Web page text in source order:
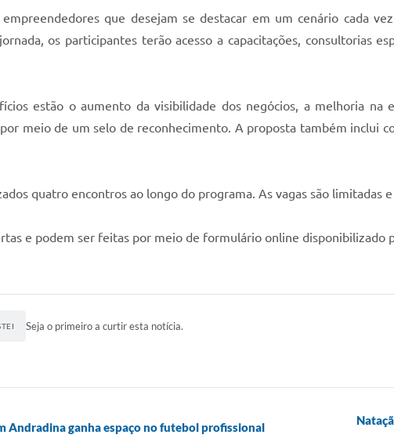
que desejam se destacar em um cenário cada
os participantes terão acesso a capacitações, consultorias
estão o aumento da visibilidade dos negócios, a melhoria
meio de um selo de reconhecimento. A proposta também inclui
quatro encontros ao longo do programa. As vagas são limitadas
e podem ser feitas por meio de formulário online disponibilizado
Seja o primeiro a curtir esta notícia.
Andradina ganha espaço no futebol profissional